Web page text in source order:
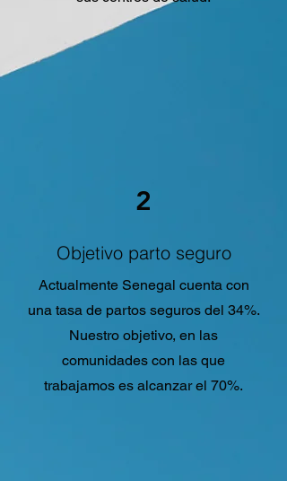
2
Objetivo parto seguro
Actualmente Senegal cuenta con
una tasa de partos seguros del 34%.
Nuestro objetivo, en las
comunidades con las que
trabajamos es alcanzar el 70%.